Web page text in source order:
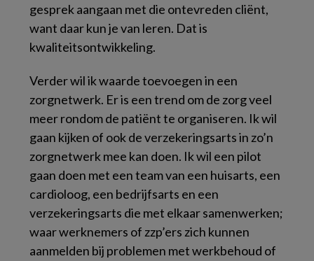
gesprek aangaan met die ontevreden cliënt,
want daar kun je van leren. Dat is
kwaliteitsontwikkeling.
Verder wil ik waarde toevoegen in een
zorgnetwerk. Er is een trend om de zorg veel
meer rondom de patiënt te organiseren. Ik wil
gaan kijken of ook de verzekeringsarts in zo’n
zorgnetwerk mee kan doen. Ik wil een pilot
gaan doen met een team van een huisarts, een
cardioloog, een bedrijfsarts en een
verzekeringsarts die met elkaar samenwerken;
waar werknemers of zzp’ers zich kunnen
aanmelden bij problemen met werkbehoud of